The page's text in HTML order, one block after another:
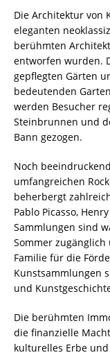
Die Architektur von
eleganten
berühmten
entworfen wurden.
gepflegten Gärten
bedeutenden
werden Besucher
Steinbrunnen und
Bann gezogen.
Noch
umfangreichen
beherbergt
Pablo Picasso,
Sammlungen sind
Sommer
Familie für die
Kunstsammlungen
und
Die berühmten
die finanzielle
kulturelles Erbe